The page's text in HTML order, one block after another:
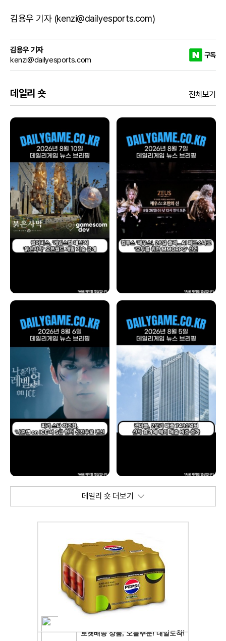
김용우 기자 (kenzi@dailyesports.com)
김용우 기자
kenzi@dailyesports.com
구독
데일리 숏 전체보기
데일리 숏 더보기